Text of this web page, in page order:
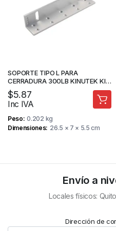
SOPORTE TIPO L PARA
CERRADURA 300LB KINUTEK KI-
Y180L
$5.87
Inc IVA
Peso 0.202 kg
Dimensiones 26.5 × 7 × 5.5 cm
Envío a
Locales físicos:
Dirección de